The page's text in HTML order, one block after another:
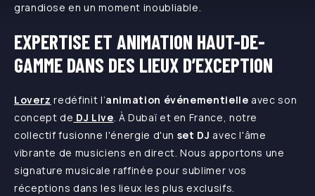
grandiose en un moment inoubliable.
EXPERTISE ET ANIMATION HAUT-DE-
GAMME DANS DES LIEUX D’EXCEPTION
Loverz redéfinit l’animation événementielle avec son
concept de DJ Live. À Dubaï et en France, notre
collectif fusionne l'énergie d'un set DJ avec l'âme
vibrante de musiciens en direct. Nous apportons une
signature musicale raffinée pour sublimer vos
réceptions dans les lieux les plus exclusifs.